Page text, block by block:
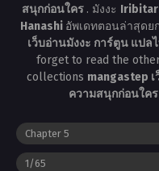
สนุกก่อนใคร . มังงะ
Hanashi อัพเดทตอนล่าสุดย
เว็บอ่านมังงะ การ์ตูน แป
forget to read the
collections mangastep
ความสนุกก่อนใคร